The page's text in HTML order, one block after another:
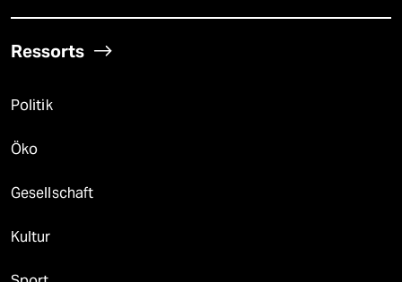
Ressorts
Politik
Öko
Gesellschaft
Kultur